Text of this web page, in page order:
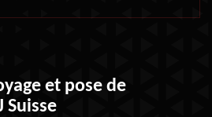
et pose de
Suisse